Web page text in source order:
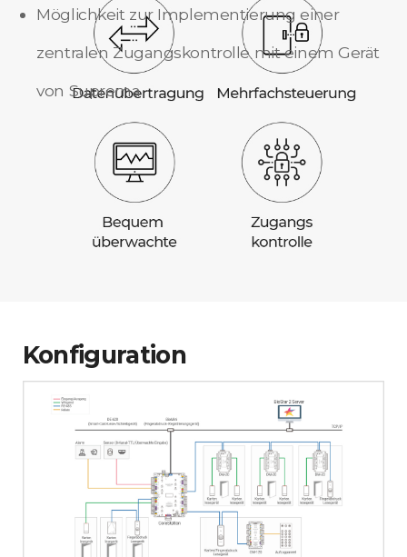
Möglichkeit zur Implementierung einer
zentralen Zugangskontrolle mit einem Gerät
von Suprema
Konfiguration